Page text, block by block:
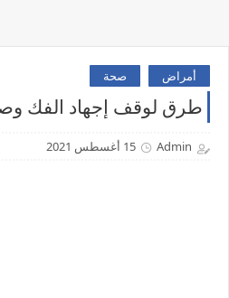
أمراض صحة
طرق لوقف إجهاد الفك
Admin 15 أغسطس 2021